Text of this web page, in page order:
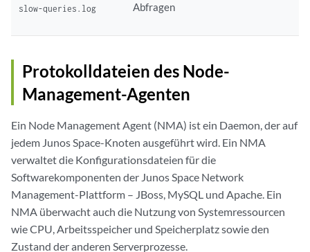
slow-queries.log
Abfragen
Protokolldateien des Node-
Management-Agenten
Ein Node Management Agent (NMA) ist ein Daemon, der auf
jedem Junos Space-Knoten ausgeführt wird. Ein NMA
verwaltet die Konfigurationsdateien für die
Softwarekomponenten der Junos Space Network
Management-Plattform – JBoss, MySQL und Apache. Ein
NMA überwacht auch die Nutzung von Systemressourcen
wie CPU, Arbeitsspeicher und Speicherplatz sowie den
Zustand der anderen Serverprozesse.